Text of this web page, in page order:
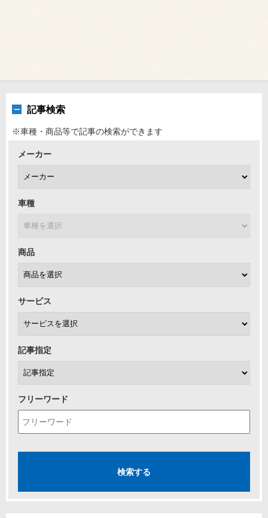
記事検索
※車種・商品等で記事の検索ができます
メーカー
車種
商品
サービス
記事指定
フリーワード